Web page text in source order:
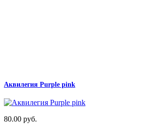
Аквилегия Purple pink
80.00 руб.